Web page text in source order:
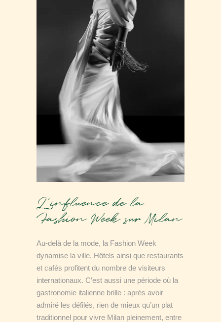
L’influence de la
Fashion Week sur Milan
Au-delà de la mode, la Fashion Week
dynamise la ville. Hôtels ainsi que restaurants
et cafés profitent du nombre de visiteurs
internationaux. C’est aussi une période où la
gastronomie italienne brille : après avoir
admiré les défilés, rien de mieux qu’un plat
traditionnel pour vivre Milan pleinement, entre